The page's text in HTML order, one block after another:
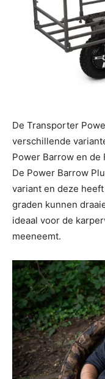
De Transporter
verschillende
Power Barrow en de
De Power Barrow
variant en deze
graden kunnen
ideaal voor de
meeneemt.